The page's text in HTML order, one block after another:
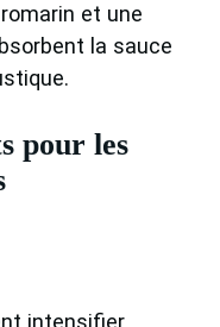
et une
la sauce
pour les
intensifier